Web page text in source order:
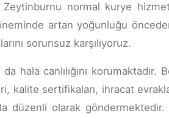
normal kurye
artan yoğunluğu
sorunsuz karşılıyoruz.
hala canlılığını
kalite sertifikaları, ihracat
düzenli olarak